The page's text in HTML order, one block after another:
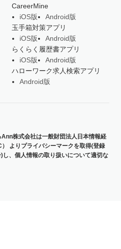
CareerMine
iOS版
Android版
玉手箱対策アプリ
iOS版
Android版
らくらく履歴書アプリ
iOS版
Android版
ハローワーク求人検索アプリ
Android版
株式会社は一般財団法人日本情報経
よりプライバシーマークを取得(登録
、個人情報の取り扱いについて適切な